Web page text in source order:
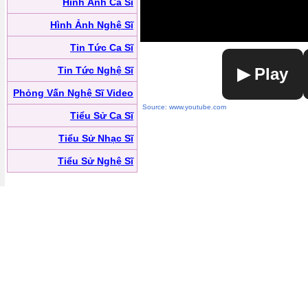
Hình Ảnh Nghệ Sĩ
Tin Tức Ca Sĩ
Tin Tức Nghệ Sĩ
Phỏng Vấn Nghệ Sĩ Video
Tiểu Sử Ca Sĩ
Tiểu Sử Nhạc Sĩ
Tiểu Sử Nghệ Sĩ
▶ Play
Source: www.youtube.com